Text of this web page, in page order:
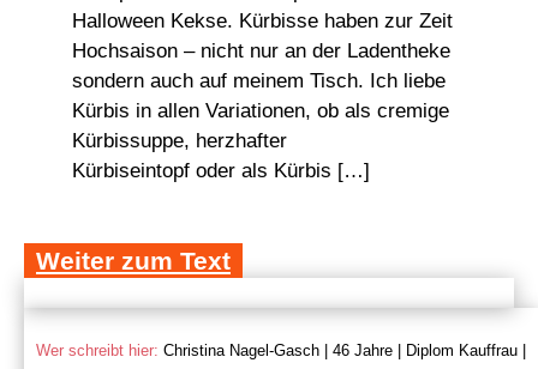
Halloween Kekse. Kürbisse haben zur Zeit
Hochsaison – nicht nur an der Ladentheke
sondern auch auf meinem Tisch. Ich liebe
Kürbis in allen Variationen, ob als cremige
Kürbissuppe, herzhafter
Kürbiseintopf oder als Kürbis […]
Weiter zum Text
Wer schreibt hier: Christina Nagel-Gasch | 46 Jahre | Diplom Kauffrau |